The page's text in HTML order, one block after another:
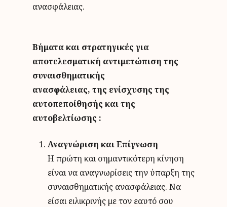
ανασφάλειας.
Βήματα και στρατηγικές για
αποτελεσματική αντιμετώπιση της
συναισθηματικής
ανασφάλειας, της ενίσχυσης της
αυτοπεποίθησής και της
αυτοβελτίωσης :
Αναγνώριση και Επίγνωση
Η πρώτη και σημαντικότερη κίνηση
είναι να αναγνωρίσεις την ύπαρξη της
συναισθηματικής ανασφάλειας. Να
είσαι ειλικρινής με τον εαυτό σου